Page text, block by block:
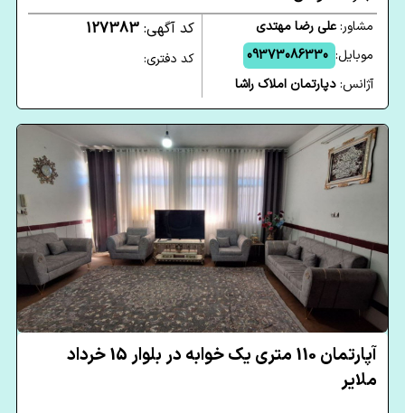
مشاور:علی رضا مهتدی
موبایل: 09373086330
آژانس:دپارتمان املاک راشا
کد آگهی: 127383
کد دفتری:
آپارتمان 110 متری یک خوابه در بلوار 15 خرداد
ملایر